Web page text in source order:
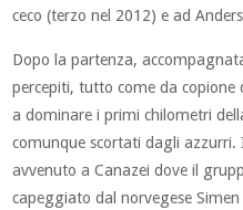
ceco (terzo nel 2012) e ad
Dopo la partenza,
percepiti, tutto come da copione
a dominare i primi chilometri
comunque scortati dagli
avvenuto a Canazei dove il
capeggiato dal norvegese Simen